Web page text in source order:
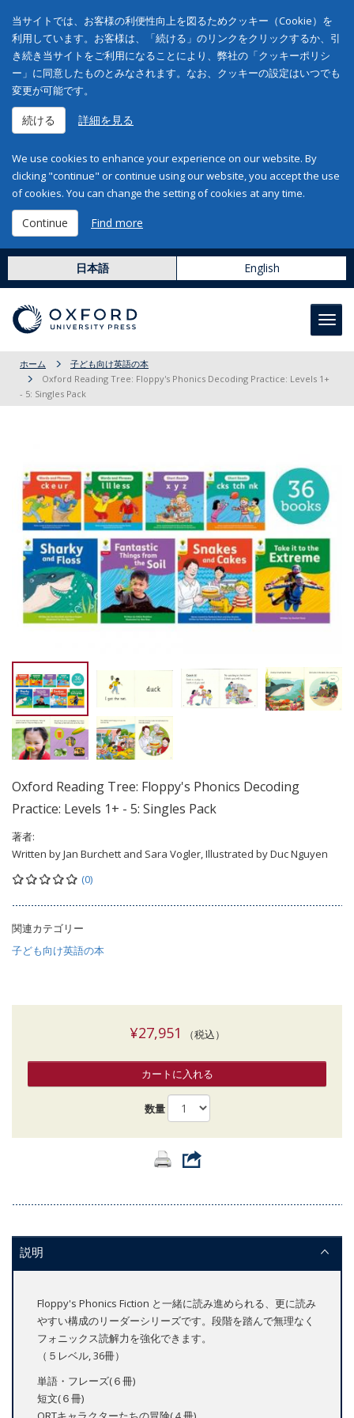
当サイトでは、お客様の利便性向上を図るためクッキー（Cookie）を
利用しています。お客様は、「続ける」のリンクをクリックするか、引
き続き当サイトをご利用になることにより、弊社の「クッキーポリシ
ー」に同意したものとみなされます。なお、クッキーの設定はいつでも
変更が可能です。
続ける 詳細を見る
We use cookies to enhance your experience on our website. By
clicking "continue" or continue using our website, you accept the use
of cookies. You can change the setting of cookies at any time.
Continue Find more
日本語 English
ホーム
子ども向け英語の本
Oxford Reading Tree: Floppy's Phonics Decoding Practice: Levels 1+
- 5: Singles Pack
Oxford Reading Tree: Floppy's Phonics Decoding
Practice: Levels 1+ - 5: Singles Pack
著者:
Written by Jan Burchett and Sara Vogler, Illustrated by Duc Nguyen
(0)
関連カテゴリー
子ども向け英語の本
¥27,951 （税込）
カートに入れる
数量
説明
Floppy's Phonics Fiction と一緒に読み進められる、更に読み
やすい構成のリーダーシリーズです。段階を踏んで無理なく
フォニックス読解力を強化できます。
（５レベル, 36冊）
単語・フレーズ(６冊)
短文(６冊)